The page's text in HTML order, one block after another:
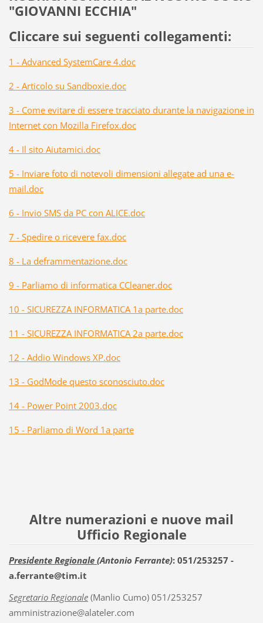
"GIOVANNI ECCHIA"
Cliccare sui seguenti collegamenti:
1 - Advanced SystemCare 4.doc
2 - Articolo su Sandboxie.doc
3 - Come evitare di essere tracciato durante la navigazione in
Internet con Mozilla Firefox.doc
4 - Il sito Aiutamici.doc
5 - Inviare foto di notevoli dimensioni allegate ad una e-
mail.doc
6 - Invio SMS da PC con ALICE.doc
7 - Spedire o ricevere fax.doc
8 - La deframmentazione.doc
9 - Parliamo di informatica CCleaner.doc
10 - SICUREZZA INFORMATICA 1a parte.doc
11 - SICUREZZA INFORMATICA 2a parte.doc
12 - Addio Windows XP.doc
13 - GodMode questo sconosciuto.doc
14 - Power Point 2003.doc
15 - Parliamo di Word 1a parte
Altre numerazioni e nuove mail
Ufficio Regionale
Presidente Regionale (Antonio Ferrante): 051/253257 -
a.ferrante@tim.it
Segretario Regionale(Manlio Cumo) 051/253257
amministrazione@alateler.com